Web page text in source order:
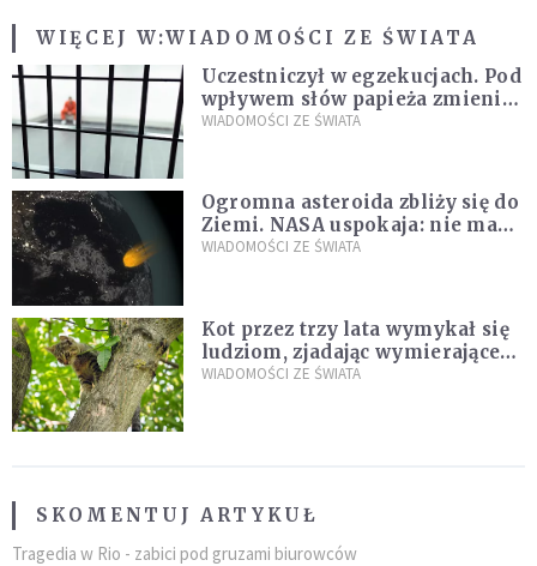
WIĘCEJ W:WIADOMOŚCI ZE ŚWIATA
Uczestniczył w egzekucjach. Pod
wpływem słów papieża zmienił
zdanie
WIADOMOŚCI ZE ŚWIATA
Ogromna asteroida zbliży się do
Ziemi. NASA uspokaja: nie ma
zagrożenia
WIADOMOŚCI ZE ŚWIATA
Kot przez trzy lata wymykał się
ludziom, zjadając wymierające
kaczki. W końcu popełnił
WIADOMOŚCI ZE ŚWIATA
SKOMENTUJ ARTYKUŁ
Tragedia w Rio - zabici pod gruzami biurowców